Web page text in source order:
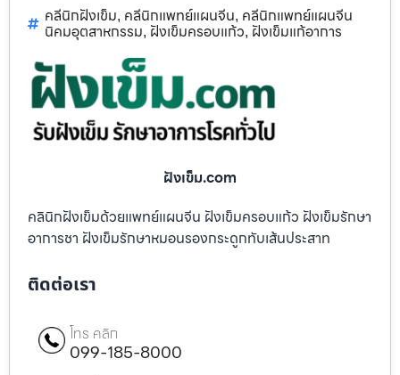
คลีนิกฝังเข็ม, คลีนิกแพทย์แผนจีน, คลีนิกแพทย์แผนจีน
นิคมอุตสาหกรรม, ฝังเข็มครอบแก้ว, ฝังเข็มแก้อาการ
ฝังเข็ม.com
คลินิกฝังเข็มด้วยแพทย์แผนจีน ฝังเข็มครอบแก้ว ฝังเข็มรักษา
อาการชา ฝังเข็มรักษาหมอนรองกระดูกทับเส้นประสาท
ติดต่อเรา
โทร คลิก
099-185-8000